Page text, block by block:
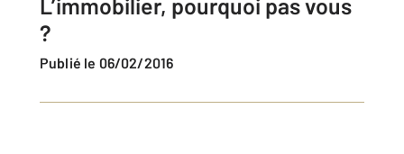
L’immobilier, pourquoi pas vous
?
Publié le 06/02/2016